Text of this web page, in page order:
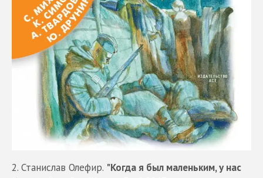
2. Станислав Олефир. "Когда я был маленьким, у нас